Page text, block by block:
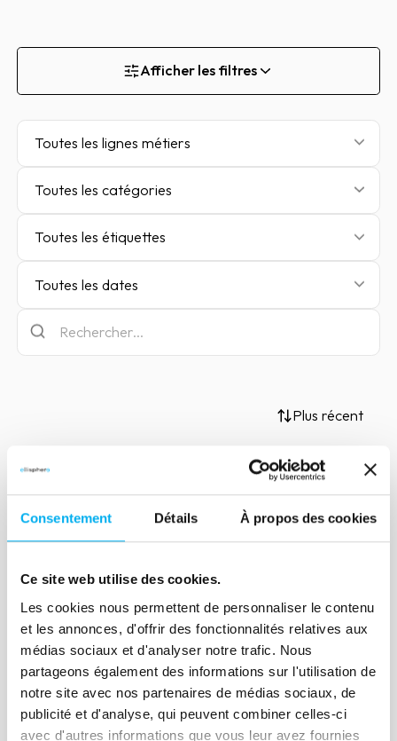
Consentement Détails À propos des cookies
Ce site web utilise des cookies.
Les cookies nous permettent de personnaliser le contenu
et les annonces, d'offrir des fonctionnalités relatives aux
médias sociaux et d'analyser notre trafic. Nous
partageons également des informations sur l'utilisation de
notre site avec nos partenaires de médias sociaux, de
publicité et d'analyse, qui peuvent combiner celles-ci
avec d'autres informations que vous leur avez fournies
Afficher les filtres
Toutes les lignes métiers
Toutes les catégories
Toutes les étiquettes
Toutes les dates
Plus récent
Article
Le KYC collaboratif : un vrai
28 octobre 2020 Compliance
Les initiatives se sont succédées ces
dernières années pour proposer des
alternatives aux moyens traditionnels
utilisés par les acteurs financiers pour
répondre aux obligations de